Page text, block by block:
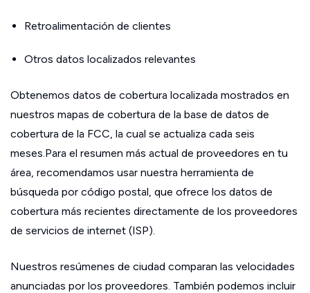
Retroalimentación de clientes
Otros datos localizados relevantes
Obtenemos datos de cobertura localizada mostrados en
nuestros mapas de cobertura de la base de datos de
cobertura de la FCC, la cual se actualiza cada seis
meses.Para el resumen más actual de proveedores en tu
área, recomendamos usar nuestra herramienta de
búsqueda por código postal, que ofrece los datos de
cobertura más recientes directamente de los proveedores
de servicios de internet (ISP).
Nuestros resúmenes de ciudad comparan las velocidades
anunciadas por los proveedores. También podemos incluir